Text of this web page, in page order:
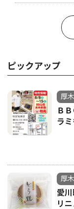
ピックアップ
厚
Ｂ
ラ
厚
愛
リ